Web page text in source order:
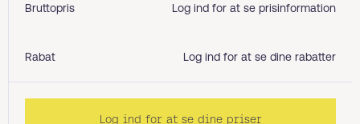
Bruttopris Log ind for at se prisinformation
Rabat Log ind for at se dine rabatter
Log ind for at se dine priser